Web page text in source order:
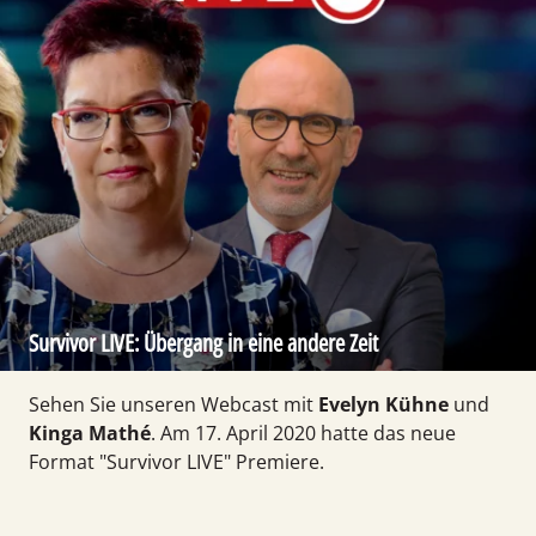
Survivor LIVE: Übergang in eine andere Zeit
Sehen Sie unseren Webcast mit Evelyn Kühne und
Kinga Mathé. Am 17. April 2020 hatte das neue
Format "Survivor LIVE" Premiere.